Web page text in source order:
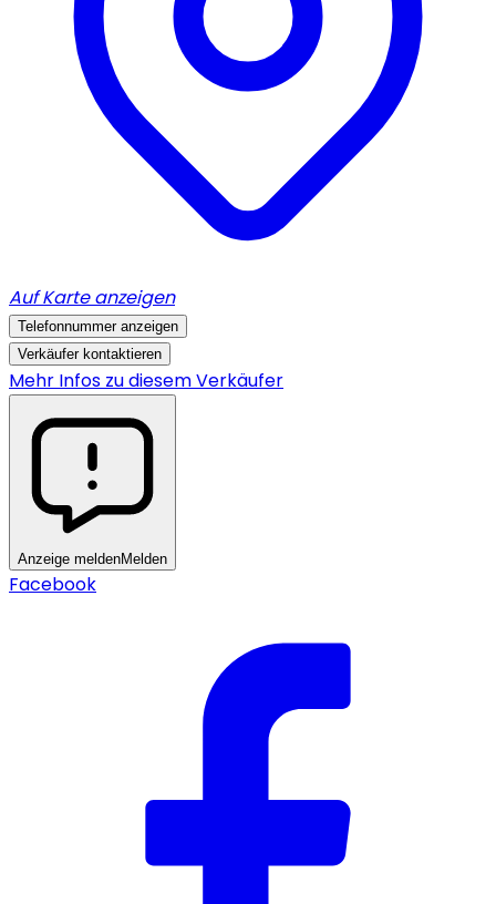
Auf Karte anzeigen
Telefonnummer anzeigen
Verkäufer kontaktieren
Mehr Infos zu diesem Verkäufer
Anzeige meldenMelden
Facebook